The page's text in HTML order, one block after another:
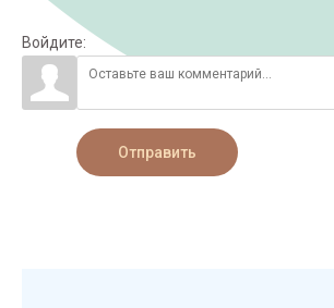
Войдите:
Отправить